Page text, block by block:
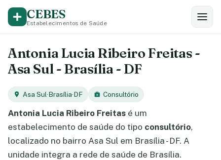
CEBES
Estabelecimentos de Saúde
Antonia Lucia Ribeiro Freitas -
Asa Sul - Brasília - DF
Asa Sul·Brasília·DF Consultório
Antonia Lucia Ribeiro Freitas é um
estabelecimento de saúde do tipo consultório,
localizado no bairro Asa Sul em Brasília - DF. A
unidade integra a rede de saúde de Brasília.